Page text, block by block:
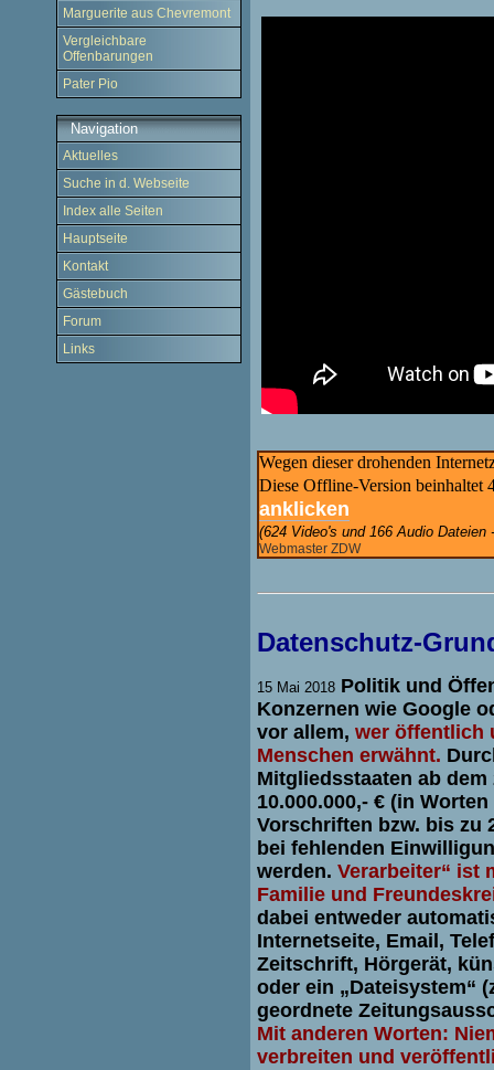
Marguerite aus Chevremont
Vergleichbare
Offenbarungen
Pater Pio
Navigation
Aktuelles
Suche in d. Webseite
Index alle Seiten
Hauptseite
Kontakt
Gästebuch
Forum
Links
Wegen dieserdrohenden
Diese Offline-Version beinhaltet
anklicken
(624 Video's und 166 Audio Dateien -
Webmaster ZDW
Datenschutz-
15 Mai 2018 Politik und
Konzernen wie Google
vor allem, wer öffentlich
Menschen erwähnt.
Mitgliedsstaaten ab dem
10.000.000,- € (in
Vorschriften bzw. bis zu
bei fehlenden
werden. Verarbeiter“ ist
Familie und
dabei entweder
Internetseite, Email,
Zeitschrift, Hörgerät,
oder ein „Dateisystem“
geordnete
Mit anderen Worten:
verbreiten und